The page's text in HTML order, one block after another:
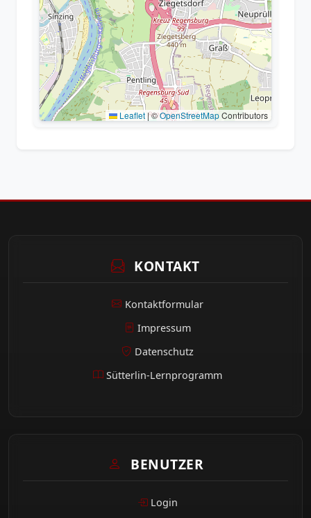
Leaflet |©OpenStreetMapContributors
KONTAKT
Kontaktformular
Impressum
Datenschutz
Sütterlin-Lernprogramm
BENUTZER
Login